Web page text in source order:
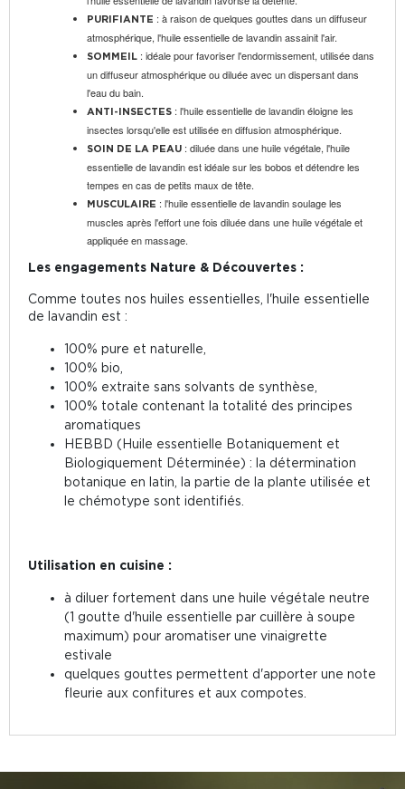
PURIFIANTE : à raison de quelques gouttes dans un diffuseur
atmosphérique, l'huile essentielle de lavandin assainit l'air.
SOMMEIL : idéale pour favoriser l'endormissement, utilisée dans
un diffuseur atmosphérique ou diluée avec un dispersant dans
l'eau du bain.
ANTI-INSECTES : l'huile essentielle de lavandin éloigne les
insectes lorsqu'elle est utilisée en diffusion atmosphérique.
SOIN DE LA PEAU : diluée dans une huile végétale, l'huile
essentielle de lavandin est idéale sur les bobos et détendre les
tempes en cas de petits maux de tête.
MUSCULAIRE : l'huile essentielle de lavandin soulage les
muscles après l'effort une fois diluée dans une huile végétale et
appliquée en massage.
Les engagements Nature & Découvertes :
Comme toutes nos huiles essentielles, l'huile essentielle
de lavandin est :
100% pure et naturelle,
100% bio,
100% extraite sans solvants de synthèse,
100% totale contenant la totalité des principes
aromatiques
HEBBD (Huile essentielle Botaniquement et
Biologiquement Déterminée) : la détermination
botanique en latin, la partie de la plante utilisée et
le chémotype sont identifiés.
Utilisation en cuisine :
à diluer fortement dans une huile végétale neutre
(1 goutte d'huile essentielle par cuillère à soupe
maximum) pour aromatiser une vinaigrette
estivale
quelques gouttes permettent d'apporter une note
fleurie aux confitures et aux compotes.